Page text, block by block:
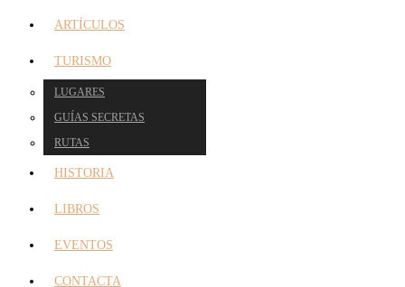
ARTÍCULOS
TURISMO
LUGARES
GUÍAS SECRETAS
RUTAS
HISTORIA
LIBROS
EVENTOS
CONTACTA